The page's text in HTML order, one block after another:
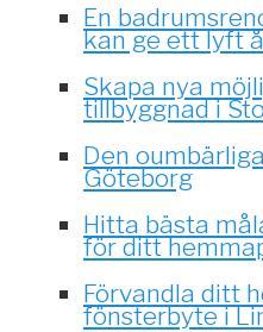
En
kan ge ett lyft
Skapa nya
tillbyggnad i
Den
Göteborg
Hitta bästa
för ditt
Förvandla ditt
fönsterbyte i